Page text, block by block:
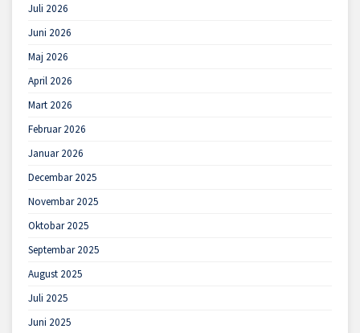
Juli 2026
Juni 2026
Maj 2026
April 2026
Mart 2026
Februar 2026
Januar 2026
Decembar 2025
Novembar 2025
Oktobar 2025
Septembar 2025
August 2025
Juli 2025
Juni 2025